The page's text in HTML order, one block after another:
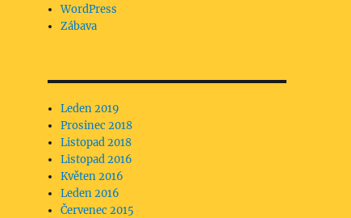
WordPress
Zábava
Leden 2019
Prosinec 2018
Listopad 2018
Listopad 2016
Květen 2016
Leden 2016
Červenec 2015